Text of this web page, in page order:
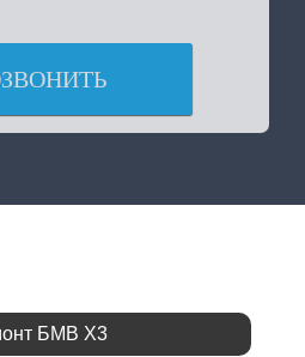
БМВ Х3